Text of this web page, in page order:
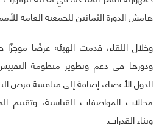
هامش الدورة الثمانين للجمعية العامة
وخلال اللقاء، قدمت الهيئة عرضًا موجزًا
ودورها في دعم وتطوير منظومة التقييس
الدول الأعضاء، إضافة إلى مناقشة فرص
مجالات المواصفات القياسية، وتقييم
وبناء القدرات.